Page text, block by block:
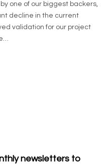
one of our biggest backers,
decline in the current
validation for our project
newsletters to